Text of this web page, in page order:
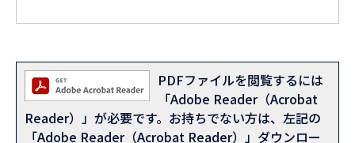
PDFファイルを閲覧するには
「Adobe Reader（Acrobat
Reader）」が必要です。お持ちでない方は、左記の
「Adobe Reader（Acrobat Reader）」ダウンロー